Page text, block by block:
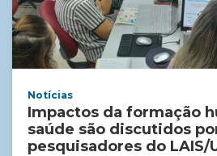
Notícias
Impactos da formação
saúde são discutidos
pesquisadores do LAIS/